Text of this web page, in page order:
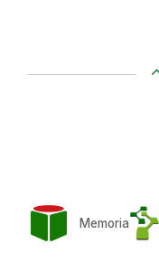
Memoria